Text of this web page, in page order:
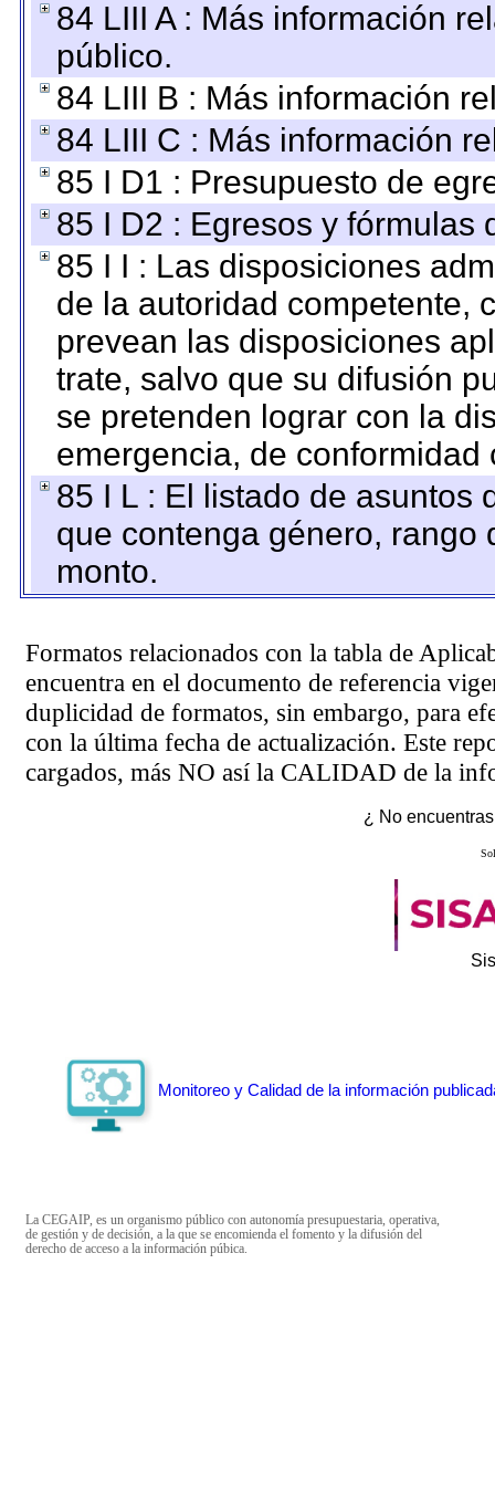
84 LIII A : Más información
público.
84 LIII B : Más información
84 LIII C : Más información
85 I D1 : Presupuesto de
85 I D2 : Egresos y fórmulas
85 I I : Las disposiciones
de la autoridad competente,
prevean las disposiciones
trate, salvo que su difusión
se pretenden lograr con la
emergencia, de
85 I L : El listado de asuntos
que contenga género, rango
monto.
Formatos relacionados con la tabla de
encuentra en el documento de referencia
duplicidad de formatos, sin embargo, para
con la última fecha de actualización. Este
cargados, más NO así la CALIDAD de la
¿ No
Monitoreo y Calidad de la información
La CEGAIP, es un organismo público con autonomía presupuestaria, operativa,
de gestión y de decisión, a la que se encomienda el fomento y la difusión del
derecho de acceso a la información púbica.